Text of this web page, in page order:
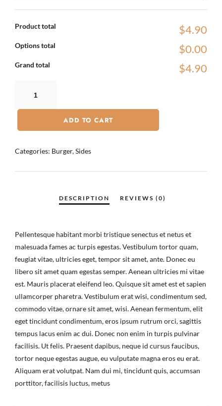
Product total $4.90
Options total $0.00
Grand total $4.90
ADD TO CART
Categories: Burger,Sides
Pellentesque habitant morbi tristique senectus et netus et
malesuada fames ac turpis egestas. Vestibulum tortor quam,
feugiat vitae, ultricies eget, tempor sit amet, ante. Donec eu
libero sit amet quam egestas semper. Aenean ultricies mi vitae
est. Mauris placerat eleifend leo. Quisque sit amet est et sapien
ullamcorper pharetra. Vestibulum erat wisi, condimentum sed,
commodo vitae, ornare sit amet, wisi. Aenean fermentum, elit
eget tincidunt condimentum, eros ipsum rutrum orci, sagittis
tempus lacus enim ac dui. Donec non enim in turpis pulvinar
facilisis. Ut felis. Praesent dapibus, neque id cursus faucibus,
tortor neque egestas augue, eu vulputate magna eros eu erat.
Aliquam erat volutpat. Nam dui mi, tincidunt quis, accumsan
porttitor, facilisis luctus, metus